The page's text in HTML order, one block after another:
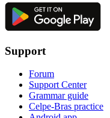
Support
Forum
Support Center
Grammar guide
Celpe-Bras practice